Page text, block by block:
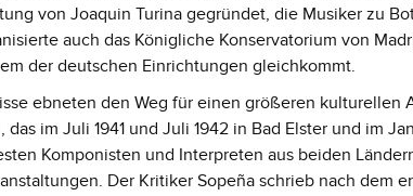
von Joaquin Turina gegründet, die Musiker zu
auch das Königliche Konservatorium von
der deutschen Einrichtungen gleichkommt.
ebneten den Weg für einen größeren kulturellen
das im Juli 1941 und Juli 1942 in Bad Elster und im
Komponisten und Interpreten aus beiden
Der Kritiker Sopeña schrieb nach dem